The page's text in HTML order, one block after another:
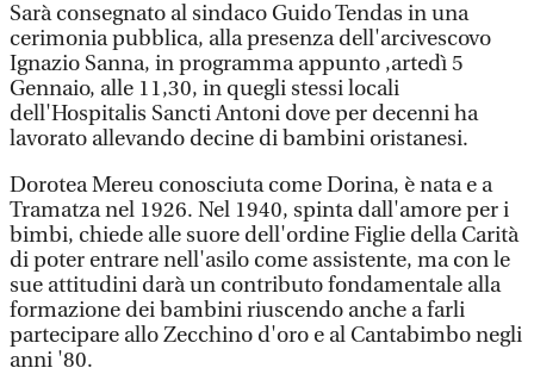
Sarà consegnato al sindaco Guido Tendas in una
cerimonia pubblica, alla presenza dell'arcivescovo
Ignazio Sanna, in programma appunto ,artedì 5
Gennaio, alle 11,30, in quegli stessi locali
dell'Hospitalis Sancti Antoni dove per decenni ha
lavorato allevando decine di bambini oristanesi.
Dorotea Mereu conosciuta come Dorina, è nata e a
Tramatza nel 1926. Nel 1940, spinta dall'amore per i
bimbi, chiede alle suore dell'ordine Figlie della Carità
di poter entrare nell'asilo come assistente, ma con le
sue attitudini darà un contributo fondamentale alla
formazione dei bambini riuscendo anche a farli
partecipare allo Zecchino d'oro e al Cantabimbo negli
anni '80.